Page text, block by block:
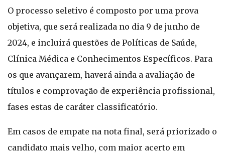
O processo seletivo é composto por uma prova
objetiva, que será realizada no dia 9 de junho de
2024, e incluirá questões de Políticas de Saúde,
Clínica Médica e Conhecimentos Específicos. Para
os que avançarem, haverá ainda a avaliação de
títulos e comprovação de experiência profissional,
fases estas de caráter classificatório.
Em casos de empate na nota final, será priorizado o
candidato mais velho, com maior acerto em